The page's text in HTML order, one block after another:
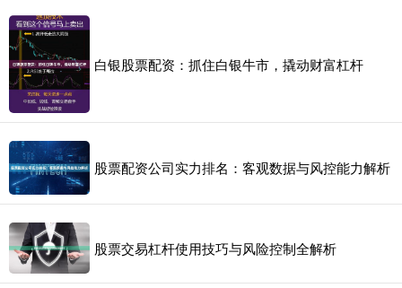
白银股票配资：抓住白银牛市，撬动财富杠杆
股票配资公司实力排名：客观数据与风控能力解析
股票交易杠杆使用技巧与风险控制全解析